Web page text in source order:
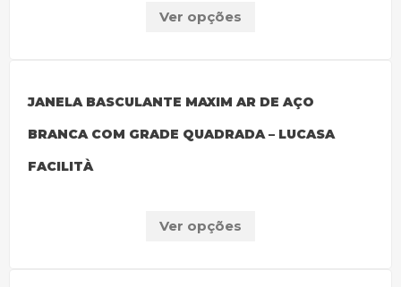
Ver opções
JANELA BASCULANTE MAXIM AR DE AÇO
BRANCA COM GRADE QUADRADA – LUCASA
FACILITÀ
Ver opções